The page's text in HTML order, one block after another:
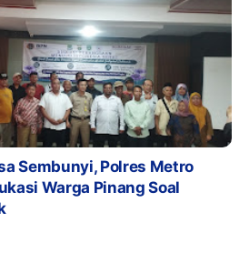
Sembunyi, Polres Metro
Warga Pinang Soal